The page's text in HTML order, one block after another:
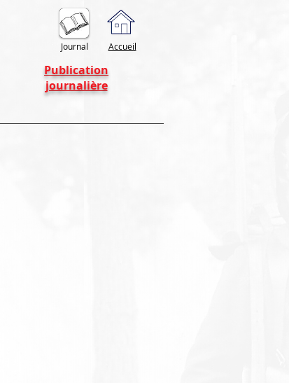
Journal Accueil
Publication
journalière